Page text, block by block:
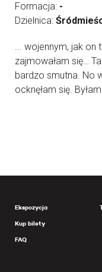
Formacja: -
Dzielnica:
... wojennym, jak on
zajmowałam się…
bardzo smutna. No
ocknęłam się.
Ekspozycja
Kup bilety
FAQ